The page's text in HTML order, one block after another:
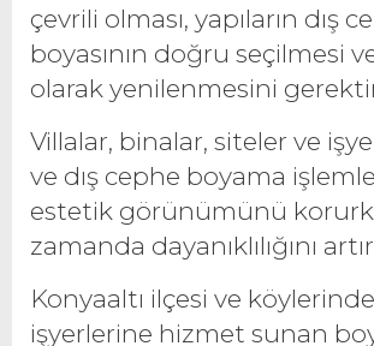
çevrili olması, yapıların dış
boyasının doğru seçilmesi
olarak yenilenmesini
Villalar, binalar, siteler ve
ve dış cephe boyama
estetik görünümünü
zamanda dayanıklılığını
Konyaaltı ilçesi ve
işyerlerine hizmet sunan